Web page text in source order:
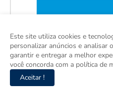
Este site utiliza cookies e
personalizar anúncios e analisar
garantir e entregar a melhor
você concorda com a política de
Aceitar !